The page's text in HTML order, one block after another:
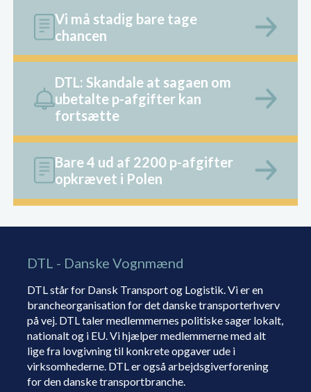
Vi må stadig bare tage
chancen
DTL: Skandale at sagaen om
ubetalte p-afgifter kan
fortsætte
Bare 4 ud af 2200 p-afgifter
opkrævet i Polen
DTL - Danske Vognmænd
DTL står for Dansk Transport og Logistik. Vi er en
brancheorganisation for det danske transporterhverv
på vej. DTL taler medlemmernes politiske sager lokalt,
nationalt og i EU. Vi hjælper medlemmerne med alt
lige fra lovgivning til konkrete opgaver ude i
virksomhederne. DTL er også arbejdsgiverforening
for den danske transportbranche.